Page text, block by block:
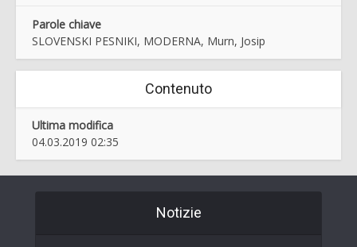
Parole chiave
SLOVENSKI PESNIKI, MODERNA, Murn, Josip
Contenuto
Ultima modifica
04.03.2019 02:35
Notizie